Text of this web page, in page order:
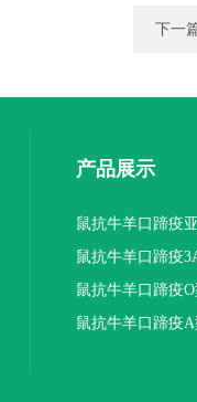
下一
产品展示
鼠抗牛羊口蹄疫
抗体
鼠抗牛羊口蹄疫
鼠抗牛羊口蹄疫
隆抗体
鼠抗牛羊口蹄疫